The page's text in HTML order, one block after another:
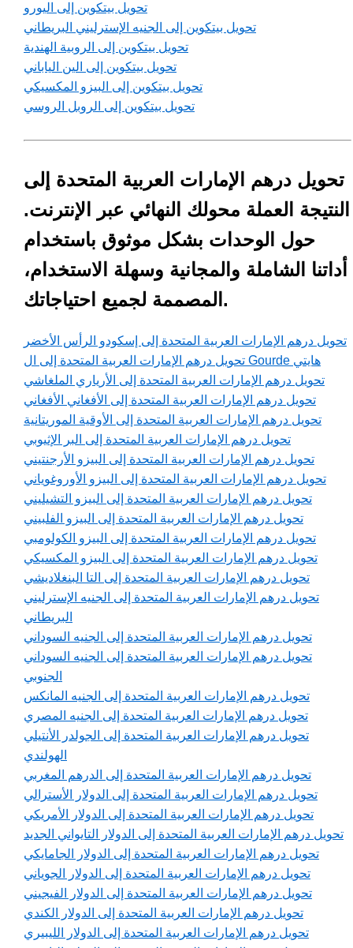
تحويل بيتكوين إلى اليورو
تحويل بيتكوين إلى الجنيه الإسترليني البريطاني
تحويل بيتكوين إلى الروبية الهندية
تحويل بيتكوين إلى الين الياباني
تحويل بيتكوين إلى البيزو المكسيكي
تحويل بيتكوين إلى الروبل الروسي
تحويل درهم الإمارات العربية المتحدة إلى
النتيجة العملة محولك النهائي عبر الإنترنت.
حول الوحدات بشكل موثوق باستخدام
أداتنا الشاملة والمجانية وسهلة الاستخدام،
المصممة لجميع احتياجاتك.
تحويل درهم الإمارات العربية المتحدة إلى إسكودو الرأس الأخضر
تحويل درهم الإمارات العربية المتحدة إلى ال Gourde هايتي
تحويل درهم الإمارات العربية المتحدة إلى الأرياري الملغاشي
تحويل درهم الإمارات العربية المتحدة إلى الأفغاني الأفغاني
تحويل درهم الإمارات العربية المتحدة إلى الأوقية الموريتانية
تحويل درهم الإمارات العربية المتحدة إلى البر الإثيوبي
تحويل درهم الإمارات العربية المتحدة إلى البيزو الأرجنتيني
تحويل درهم الإمارات العربية المتحدة إلى البيزو الأوروغوياني
تحويل درهم الإمارات العربية المتحدة إلى البيزو التشيليني
تحويل درهم الإمارات العربية المتحدة إلى البيزو الفلبيني
تحويل درهم الإمارات العربية المتحدة إلى البيزو الكولومبي
تحويل درهم الإمارات العربية المتحدة إلى البيزو المكسيكي
تحويل درهم الإمارات العربية المتحدة إلى التا البنغلاديشي
تحويل درهم الإمارات العربية المتحدة إلى الجنيه الإسترليني
البريطاني
تحويل درهم الإمارات العربية المتحدة إلى الجنيه السوداني
تحويل درهم الإمارات العربية المتحدة إلى الجنيه السوداني
الجنوبي
تحويل درهم الإمارات العربية المتحدة إلى الجنيه المانكس
تحويل درهم الإمارات العربية المتحدة إلى الجنيه المصري
تحويل درهم الإمارات العربية المتحدة إلى الجولدر الأنتيلي
الهولندي
تحويل درهم الإمارات العربية المتحدة إلى الدرهم المغربي
تحويل درهم الإمارات العربية المتحدة إلى الدولار الأسترالي
تحويل درهم الإمارات العربية المتحدة إلى الدولار الأمريكي
تحويل درهم الإمارات العربية المتحدة إلى الدولار التايواني الجديد
تحويل درهم الإمارات العربية المتحدة إلى الدولار الجامايكي
تحويل درهم الإمارات العربية المتحدة إلى الدولار الجوياني
تحويل درهم الإمارات العربية المتحدة إلى الدولار الفيجيني
تحويل درهم الإمارات العربية المتحدة إلى الدولار الكندي
تحويل درهم الإمارات العربية المتحدة إلى الدولار الليبيري